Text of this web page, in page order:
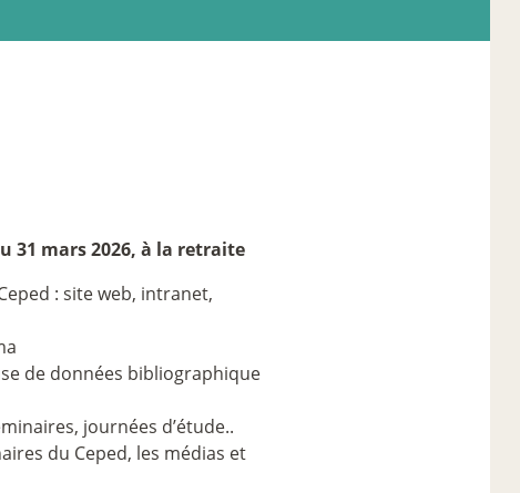
31 mars 2026, à la retraite
: site web, intranet,
de données bibliographique
journées d’étude..
du Ceped, les médias et